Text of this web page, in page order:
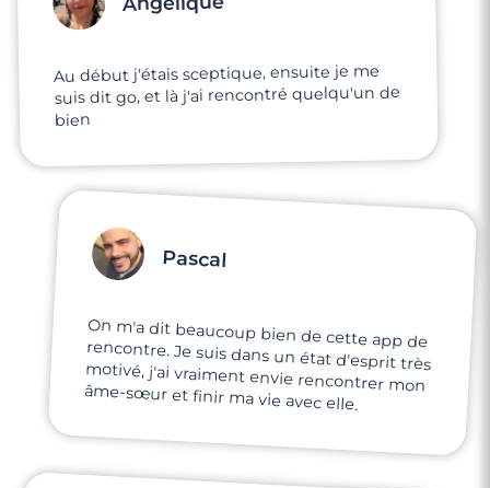
Au début j'étais sceptique, ensuite je me
suis dit go, et là j'ai rencontré quelqu'un de
bien
Pascal
On m'a dit beaucoup bien de cette app de
rencontre. Je suis dans un état d'esprit très
motivé, j'ai vraiment envie rencontrer mon
âme-sœur et finir ma vie avec elle.